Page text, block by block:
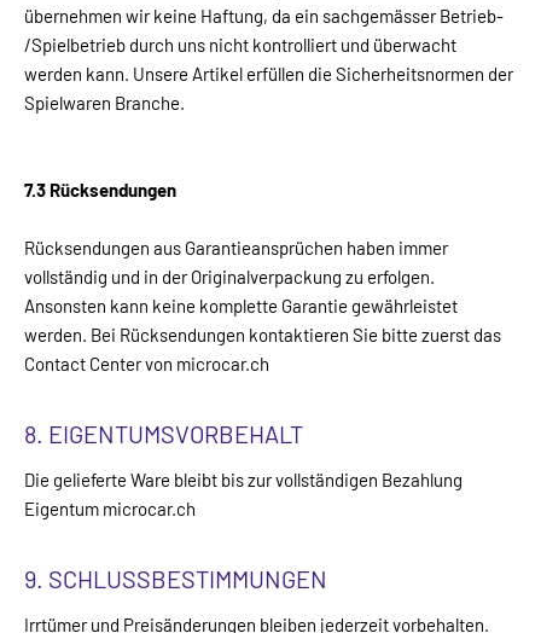
übernehmen wir keine Haftung, da ein sachgemässer Betrieb-
/Spielbetrieb durch uns nicht kontrolliert und überwacht
werden kann. Unsere Artikel erfüllen die Sicherheitsnormen der
Spielwaren Branche.
7.3 Rücksendungen
Rücksendungen aus Garantieansprüchen haben immer
vollständig und in der Originalverpackung zu erfolgen.
Ansonsten kann keine komplette Garantie gewährleistet
werden. Bei Rücksendungen kontaktieren Sie bitte zuerst das
Contact Center von microcar.ch
8. EIGENTUMSVORBEHALT
Die gelieferte Ware bleibt bis zur vollständigen Bezahlung
Eigentum microcar.ch
9. SCHLUSSBESTIMMUNGEN
Irrtümer und Preisänderungen bleiben jederzeit vorbehalten.